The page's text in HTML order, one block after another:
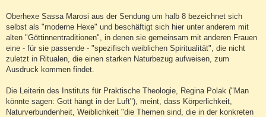
Oberhexe Sassa Marosi aus der Sendung um halb 8 bezeichnet sich
selbst als "moderne Hexe" und beschäftigt sich hier unter anderem mit
alten "Göttinnentraditionen", in denen sie gemeinsam mit anderen Frauen
eine - für sie passende - "spezifisch weiblichen Spiritualität", die nicht
zuletzt in Ritualen, die einen starken Naturbezug aufweisen, zum
Ausdruck kommen findet.
Die Leiterin des Instituts für Praktische Theologie, Regina Polak ("Man
könnte sagen: Gott hängt in der Luft"), meint, dass Körperlichkeit,
Naturverbundenheit, Weiblichkeit "die Themen sind, die in der konkreten